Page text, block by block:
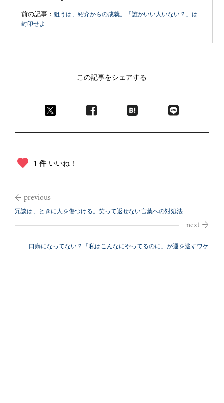
前の記事：狙うは、紹介からの成就。「誰かいい人いない？」は
封印せよ
この記事をシェアする
1 件 いいね！
冗談は、ときに人を傷つける。笑って返せない言葉への対処法
口癖になってない？「私はこんなにやってるのに」が運を逃すワケ